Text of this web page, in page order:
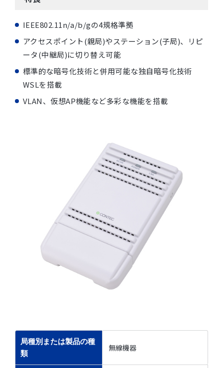
IEEE802.11n/a/b/gの4規格準拠
アクセスポイント(親局)やステーション(子局)、リピ
ータ(中継局)に切り替え可能
標準的な暗号化技術と併用可能な独自暗号化技術
WSLを搭載
VLAN、仮想AP機能など多彩な機能を搭載
局種別または製品の種
類
無線機器